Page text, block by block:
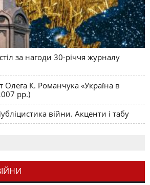
за нагоди 30-річчя журналу
Олега К. Романчука «Україна в
рр.)
війни. Акценти і табу